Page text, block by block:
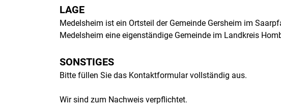
LAGE
Medelsheim ist ein Ortsteil der Gemeinde Gersheim im
Medelsheim eine eigenständige Gemeinde im Landkreis
SONSTIGES
Bitte füllen Sie das Kontaktformular vollständig aus.
Wir sind zum Nachweis verpflichtet.